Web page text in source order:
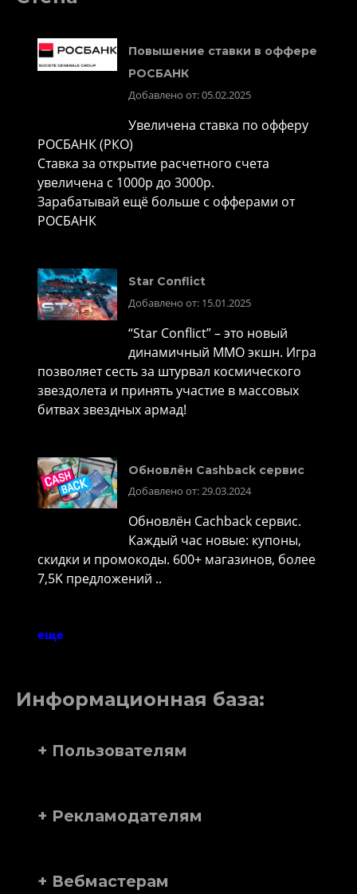
Повышение ставки в оффере
РОСБАНК
Добавлено от: 05.02.2025
Увеличена ставка по офферу
РОСБАНК (РКО)
Ставка за открытие расчетного счета
увеличена с 1000р до 3000р.
Зарабатывай ещё больше с офферами от
РОСБАНК
Star Conflict
Добавлено от: 15.01.2025
“Star Conflict” – это новый
динамичный MMO экшн. Игра
позволяет сесть за штурвал космического
звездолета и принять участие в массовых
битвах звездных армад!
Обновлён Cashback сервис
Добавлено от: 29.03.2024
Обновлён Cachback сервис.
Каждый час новые: купоны,
скидки и промокоды. 600+ магазинов, более
7,5K предложений ..
еще
Информационная база:
+ Пользователям
+ Рекламодателям
+ Вебмастерам